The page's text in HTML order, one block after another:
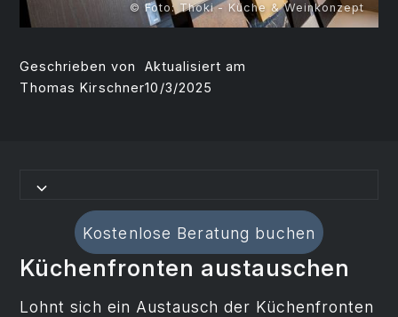
© Foto: Thoki - Küche & Weinkonzept
Geschrieben von
Thomas Kirschner
Aktualisiert am
10/3/2025
Küchenfronten austauschen
Lohnt sich ein Austausch der Küchenfronten
Kostenlose Beratung buchen